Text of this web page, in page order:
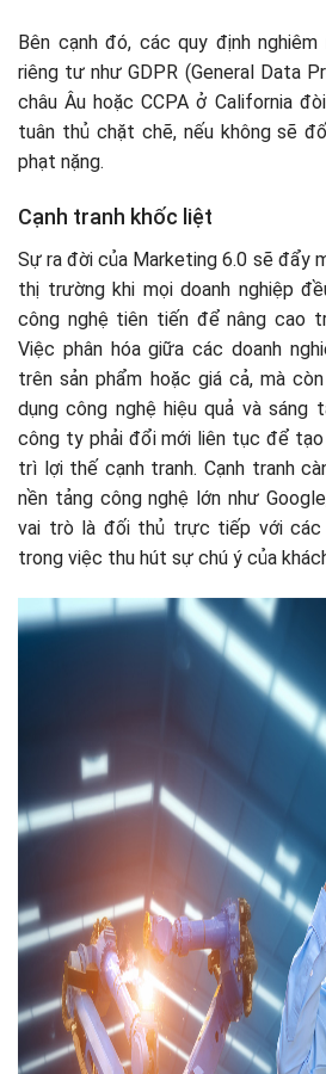
Bên cạnh đó, các quy định
riêng tư như GDPR (General Data
châu Âu hoặc CCPA ở California
tuân thủ chặt chẽ, nếu không sẽ
phạt nặng.
Cạnh tranh khốc liệt
Sự ra đời của Marketing 6.0 sẽ đẩy
thị trường khi mọi doanh nghiệp
công nghệ tiên tiến để nâng cao
Việc phân hóa giữa các doanh
trên sản phẩm hoặc giá cả, mà
dụng công nghệ hiệu quả và sáng
công ty phải đổi mới liên tục để
trì lợi thế cạnh tranh. Cạnh tranh
nền tảng công nghệ lớn như
vai trò là đối thủ trực tiếp với các
trong việc thu hút sự chú ý của